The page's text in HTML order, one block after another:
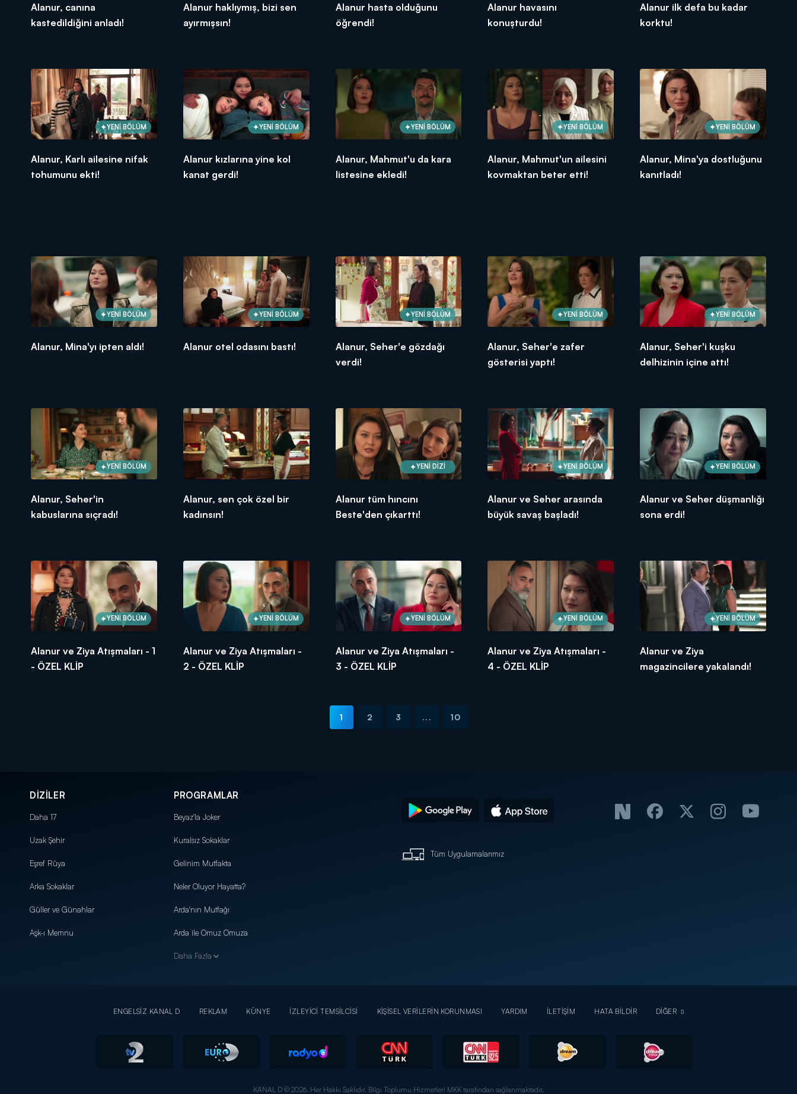
Alanur, canına
kastedildiğini anladı!
Alanur haklıymış, bizi sen
ayırmışsın!
Alanur hasta olduğunu
öğrendi!
Alanur havasını
konuşturdu!
Alanur ilk defa bu kadar
korktu!
YENİ BÖLÜM
Alanur, Karlı ailesine nifak
tohumunu ekti!
YENİ BÖLÜM
Alanur kızlarına yine kol
kanat gerdi!
YENİ BÖLÜM
Alanur, Mahmut'u da kara
listesine ekledi!
YENİ BÖLÜM
Alanur, Mahmut'un ailesini
kovmaktan beter etti!
YENİ BÖLÜM
Alanur, Mina'ya dostluğunu
kanıtladı!
YENİ BÖLÜM
Alanur, Mina'yı ipten aldı!
YENİ BÖLÜM
Alanur otel odasını bastı!
YENİ BÖLÜM
Alanur, Seher'e gözdağı
verdi!
YENİ BÖLÜM
Alanur, Seher'e zafer
gösterisi yaptı!
YENİ BÖLÜM
Alanur, Seher'i kuşku
delhizinin içine attı!
YENİ BÖLÜM
Alanur, Seher'in
kabuslarına sıçradı!
Alanur, sen çok özel bir
kadınsın!
YENİ DİZİ
Alanur tüm hıncını
Beste'den çıkarttı!
YENİ BÖLÜM
Alanur ve Seher arasında
büyük savaş başladı!
YENİ BÖLÜM
Alanur ve Seher düşmanlığı
sona erdi!
YENİ BÖLÜM
Alanur ve Ziya Atışmaları - 1
- ÖZEL KLİP
YENİ BÖLÜM
Alanur ve Ziya Atışmaları -
2 - ÖZEL KLİP
YENİ BÖLÜM
Alanur ve Ziya Atışmaları -
3 - ÖZEL KLİP
YENİ BÖLÜM
Alanur ve Ziya Atışmaları -
4 - ÖZEL KLİP
YENİ BÖLÜM
Alanur ve Ziya
magazincilere yakalandı!
1 2 3 ... 10
DİZİLER
Daha 17
Uzak Şehir
Eşref Rüya
Arka Sokaklar
Güller ve Günahlar
Aşk-ı Memnu
PROGRAMLAR
Beyaz'la Joker
Kuralsız Sokaklar
Gelinim Mutfakta
Neler Oluyor Hayatta?
Arda'nın Mutfağı
Arda ile Omuz Omuza
Daha Fazla
Tüm Uygulamalarımız
ENGELSİZ KANAL D REKLAM KÜNYE İZLEYİCİ TEMSİLCİSİ KİŞİSEL VERİLERİN KORUNMASI YARDIM İLETİŞİM HATA BİLDİR DİĞER
KANAL D © 2026. Her Hakkı Saklıdır. Bilgi Toplumu Hizmetleri MKK tarafından sağlanmaktadır.